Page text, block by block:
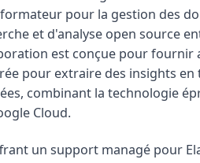
pour la gestion des
et d'analyse open source
est conçue pour fournir
pour extraire des insights en
combinant la technologie
Cloud.
un support managé pour